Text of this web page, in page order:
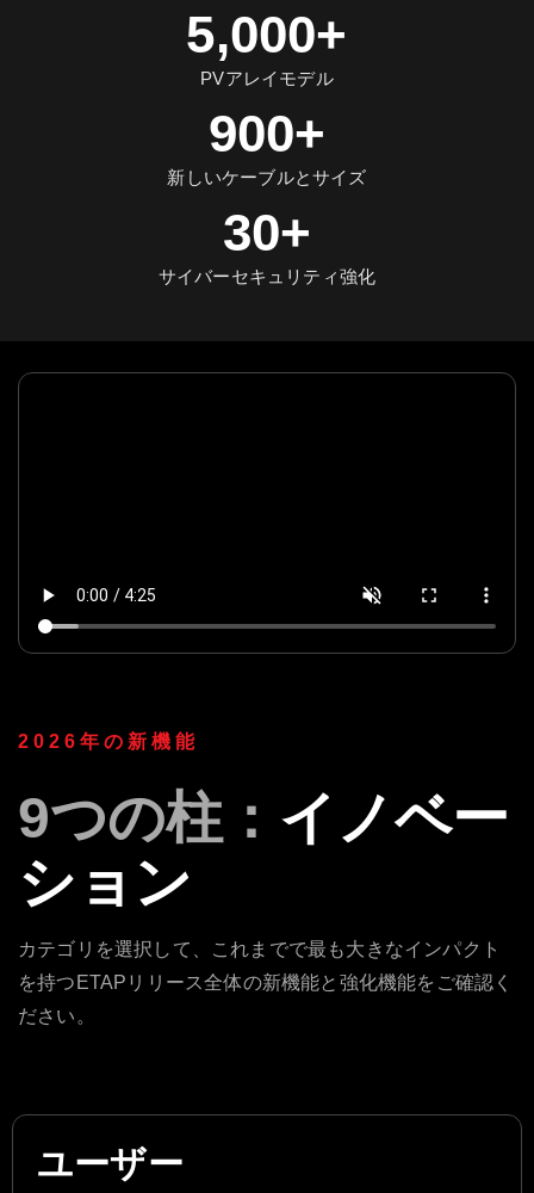
5,000+
PVアレイモデル
900+
新しいケーブルとサイズ
30+
サイバーセキュリティ強化
2026年の新機能
9つの柱： イノベー
ション
カテゴリを選択して、これまでで最も大きなインパクト
を持つETAPリリース全体の新機能と強化機能をご確認く
ださい。
ユーザー